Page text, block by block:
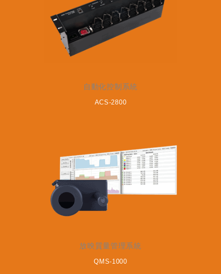
自動化控制系統
ACS-2800
放映質量管理系統
QMS-1000